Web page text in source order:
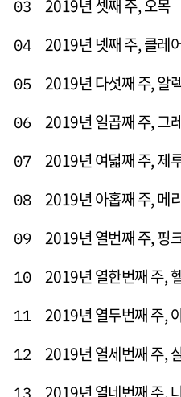
03 2019년 셋째 주, 오목
04 2019년 넷째 주, 클레
05 2019년 다섯째 주, 알
06 2019년 일곱째 주, 그
07 2019년 여덟째 주, 제
08 2019년 아홉째 주, 메
09 2019년 열번째 주, 핑
10 2019년 열한번째 주,
11 2019년 열두번째 주,
12 2019년 열세번째 주,
2019년 열네번째 주,